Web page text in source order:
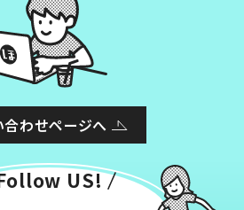
合わせページへ
US!